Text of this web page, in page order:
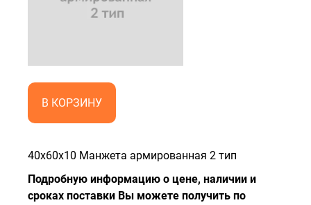
В КОРЗИНУ
40x60x10 Манжета армированная 2 тип
Подробную информацию о цене, наличии и
сроках поставки Вы можете получить по